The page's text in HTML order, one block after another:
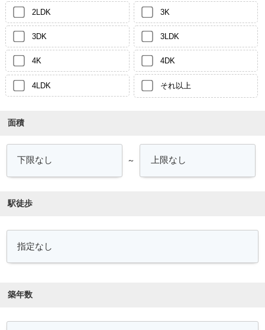
2LDK 3K
3DK 3LDK
4K 4DK
4LDK それ以上
面積
～
駅徒歩
築年数